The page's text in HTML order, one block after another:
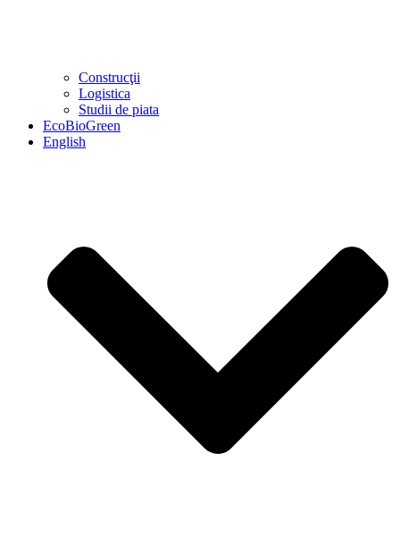
Construcţii
Logistica
Studii de piata
EcoBioGreen
English